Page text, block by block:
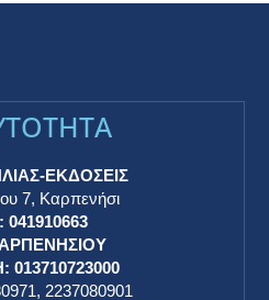
ΕΚΔΟΣΕΙΣ
7, Καρπενήσι
2237080901